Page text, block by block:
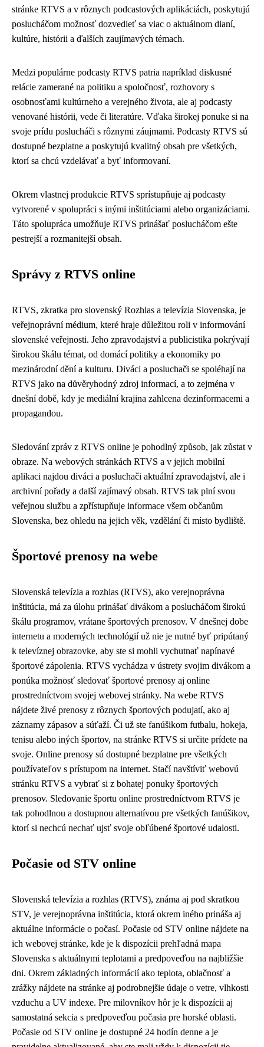
stránke RTVS a v rôznych podcastových aplikáciách, poskytujú
poslucháčom možnosť dozvedieť sa viac o aktuálnom dianí,
kultúre, histórii a ďalších zaujímavých témach.
Medzi populárne podcasty RTVS patria napríklad diskusné
relácie zamerané na politiku a spoločnosť, rozhovory s
osobnosťami kultúrneho a verejného života, ale aj podcasty
venované histórii, vede či literatúre. Vďaka širokej ponuke si na
svoje prídu poslucháči s rôznymi záujmami. Podcasty RTVS sú
dostupné bezplatne a poskytujú kvalitný obsah pre všetkých,
ktorí sa chcú vzdelávať a byť informovaní.
Okrem vlastnej produkcie RTVS sprístupňuje aj podcasty
vytvorené v spolupráci s inými inštitúciami alebo organizáciami.
Táto spolupráca umožňuje RTVS prinášať poslucháčom ešte
pestrejší a rozmanitejší obsah.
Správy z RTVS online
RTVS, zkratka pro slovenský Rozhlas a televízia Slovenska, je
veřejnoprávní médium, které hraje důležitou roli v informování
slovenské veřejnosti. Jeho zpravodajství a publicistika pokrývají
širokou škálu témat, od domácí politiky a ekonomiky po
mezinárodní dění a kulturu. Diváci a posluchači se spoléhají na
RTVS jako na důvěryhodný zdroj informací, a to zejména v
dnešní době, kdy je mediální krajina zahlcena dezinformacemi a
propagandou.
Sledování zpráv z RTVS online je pohodlný způsob, jak zůstat v
obraze. Na webových stránkách RTVS a v jejich mobilní
aplikaci najdou diváci a posluchači aktuální zpravodajství, ale i
archivní pořady a další zajímavý obsah. RTVS tak plní svou
veřejnou službu a zpřístupňuje informace všem občanům
Slovenska, bez ohledu na jejich věk, vzdělání či místo bydliště.
Športové prenosy na webe
Slovenská televízia a rozhlas (RTVS), ako verejnoprávna
inštitúcia, má za úlohu prinášať divákom a poslucháčom širokú
škálu programov, vrátane športových prenosov. V dnešnej dobe
internetu a moderných technológií už nie je nutné byť pripútaný
k televíznej obrazovke, aby ste si mohli vychutnať napínavé
športové zápolenia. RTVS vychádza v ústrety svojim divákom a
ponúka možnosť sledovať športové prenosy aj online
prostredníctvom svojej webovej stránky. Na webe RTVS
nájdete živé prenosy z rôznych športových podujatí, ako aj
záznamy zápasov a súťaží. Či už ste fanúšikom futbalu, hokeja,
tenisu alebo iných športov, na stránke RTVS si určite prídete na
svoje. Online prenosy sú dostupné bezplatne pre všetkých
používateľov s prístupom na internet. Stačí navštíviť webovú
stránku RTVS a vybrať si z bohatej ponuky športových
prenosov. Sledovanie športu online prostredníctvom RTVS je
tak pohodlnou a dostupnou alternatívou pre všetkých fanúšikov,
ktorí si nechcú nechať ujsť svoje obľúbené športové udalosti.
Počasie od STV online
Slovenská televízia a rozhlas (RTVS), známa aj pod skratkou
STV, je verejnoprávna inštitúcia, ktorá okrem iného prináša aj
aktuálne informácie o počasí. Počasie od STV online nájdete na
ich webovej stránke, kde je k dispozícii prehľadná mapa
Slovenska s aktuálnymi teplotami a predpoveďou na najbližšie
dni. Okrem základných informácií ako teplota, oblačnosť a
zrážky nájdete na stránke aj podrobnejšie údaje o vetre, vlhkosti
vzduchu a UV indexe. Pre milovníkov hôr je k dispozícii aj
samostatná sekcia s predpoveďou počasia pre horské oblasti.
Počasie od STV online je dostupné 24 hodín denne a je